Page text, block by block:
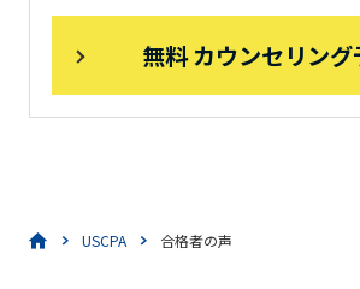
無料 カウンセリング
USCPA 合格者の声